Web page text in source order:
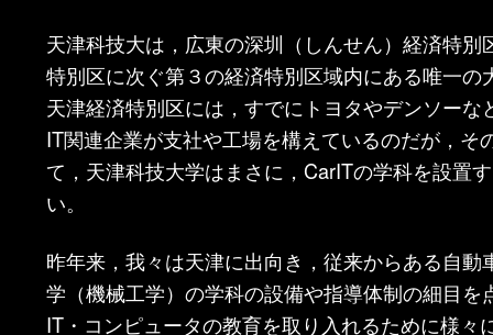
天津科技大は，広東の深圳（しんせん）経済特別
特別区に次ぐ第３の経済特別区域内にある唯一の
天津経済特別区には，すでにトヨタやデンソーな
IT関連企業が支社や工場を構えているのだが，そ
て，天津科技大学はまさに，CarITの学科を設置
い。
昨年来，我々は天津に出向き，従来からある自動
学（機械工学）の学科の設備や指導体制の細目を
IT・コンピュータの教育を取り入れるために様々